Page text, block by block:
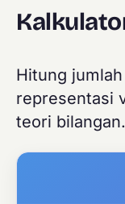
Hitung
representasi
teori bilangan.